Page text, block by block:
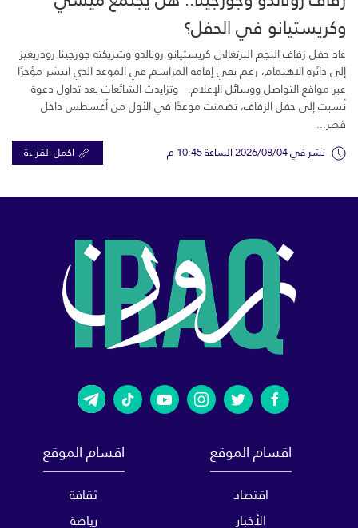
وكريستيانو في الحفل؟
عاد حفل زفاف النجم البرتغالي كريستيانو رونالدو وشريكته جورجينا رودريغيز
إلى دائرة الاهتمام، رغم نفي إقامة المراسم في الموعد الذي انتشر مؤخرًا
عبر مواقع التواصل ووسائل الإعلام. وتزايدت الشائعات بعد تداول دعوة
نُسبت إلى حفل الزفاف، تضمنت موعدًا في الأول من أغسطس داخل
قصر...
نشر في 2026/08/04 الساعة 10:45 م اكمل القراءة
اقسام الموقع
اقتصاد
الأخبار
اقسام الموقع
ثقافة
رياضة